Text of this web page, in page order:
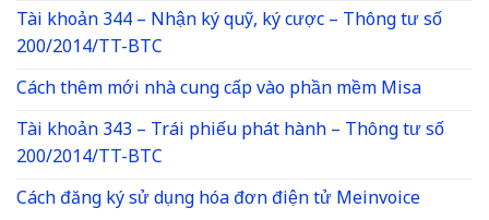
Tài khoản 344 – Nhận ký quỹ, ký cược – Thông tư số
200/2014/TT-BTC
Cách thêm mới nhà cung cấp vào phần mềm Misa
Tài khoản 343 – Trái phiếu phát hành – Thông tư số
200/2014/TT-BTC
Cách đăng ký sử dụng hóa đơn điện tử Meinvoice